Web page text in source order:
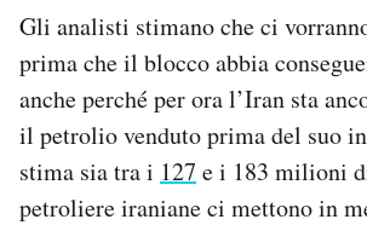
Gli analisti stimano che ci
prima che il blocco abbia
anche perché per ora l’Iran sta
il petrolio venduto prima del suo
stima sia tra i 127 e i 183 milioni
petroliere iraniane ci mettono in